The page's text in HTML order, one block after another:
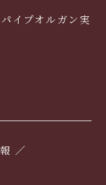
イプオルガン実
／